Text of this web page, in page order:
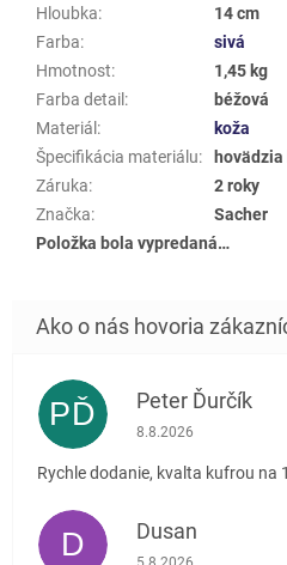
Hloubka:
14 cm
Farba:
sivá
Hmotnost:
1,45 kg
Farba detail :
béžová
Materiál :
koža
Špecifikácia materiálu:
hovädzia
Záruka:
2 roky
Značka:
Sacher
Položka bola vypredaná…
PĎ Peter Ďurčík
Hodnotenie
8.8.2026
Rychle dodanie, kvalta kufrou na
D Dusan
Hodnotenie